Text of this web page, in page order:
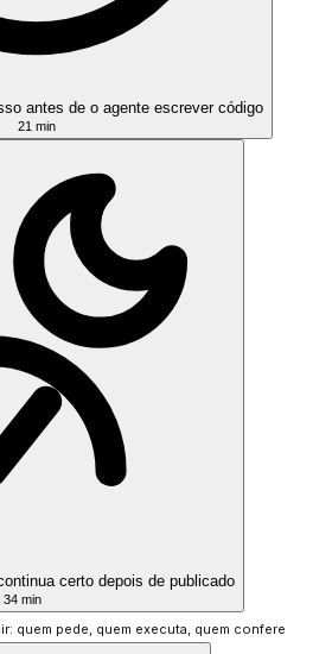
antes de o agente escrever código
21 min
certo depois de publicado
34 min
quem pede, quem executa, quem confere